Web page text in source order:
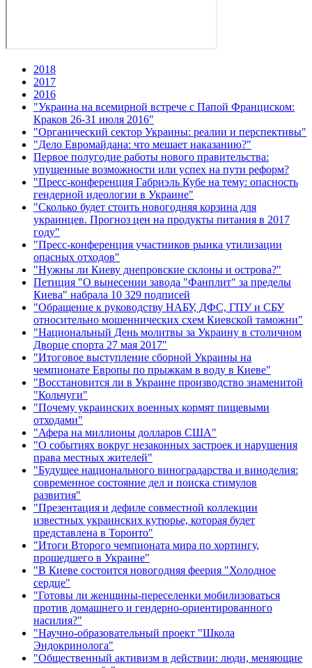
2018
2017
2016
"Украина на всемирной встрече с Папой Франциском:
Краков 26-31 июля 2016"
"Органический сектор Украины: реалии и перспективы"
"Дело Евромайдана: что мешает наказанию?"
Первое полугодие работы нового правительства:
упущенные возможности или успех на пути реформ?
"Пресс-конференция Габриэль Кубе на тему: опасность
гендерной идеологии в Украине"
"Сколько будет стоить новогодняя корзина для
украинцев. Прогноз цен на продукты питания в 2017
году"
"Пресс-конференция участников рынка утилизации
опасных отходов"
"Нужны ли Киеву днепровские склоны и острова?"
Петиция "О вынесении завода "Фанплит" за пределы
Киева" набрала 10 329 подписей
"Обращение к руководству НАБУ, ДФС, ГПУ и СБУ
относительно мошеннических схем Киевской таможни"
"Национальный День молитвы за Украину в столичном
Дворце спорта 27 мая 2017"
"Итоговое выступление сборной Украины на
чемпионате Европы по прыжкам в воду в Киеве"
"Восстановится ли в Украине производство знаменитой
"Кольчуги"
"Почему украинских военных кормят пищевыми
отходами"
"Афера на миллионы долларов США"
"О событиях вокруг незаконных застроек и нарушения
права местных жителей"
"Будущее национального виноградарства и виноделия:
современное состояние дел и поиска стимулов
развития"
"Презентация и дефиле совместной коллекции
известных украинских кутюрье, которая будет
представлена в Торонто"
"Итоги Второго чемпионата мира по хортингу,
прошедшего в Украине"
"В Киеве состоится новогодняя феерия "Холодное
сердце"
"Готовы ли женщины-переселенки мобилизоваться
против домашнего и гендерно-ориентированного
насилия?"
"Научно-образовательный проект "Школа
Эндокринолога"
"Общественный активизм в действии: люди, меняющие